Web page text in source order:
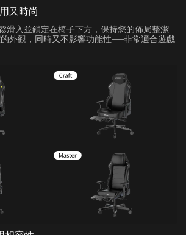
又時尚
滑入並鎖定在椅子下方，保持您的佈局整潔
外觀，同時又不影響功能性——非常適合遊戲